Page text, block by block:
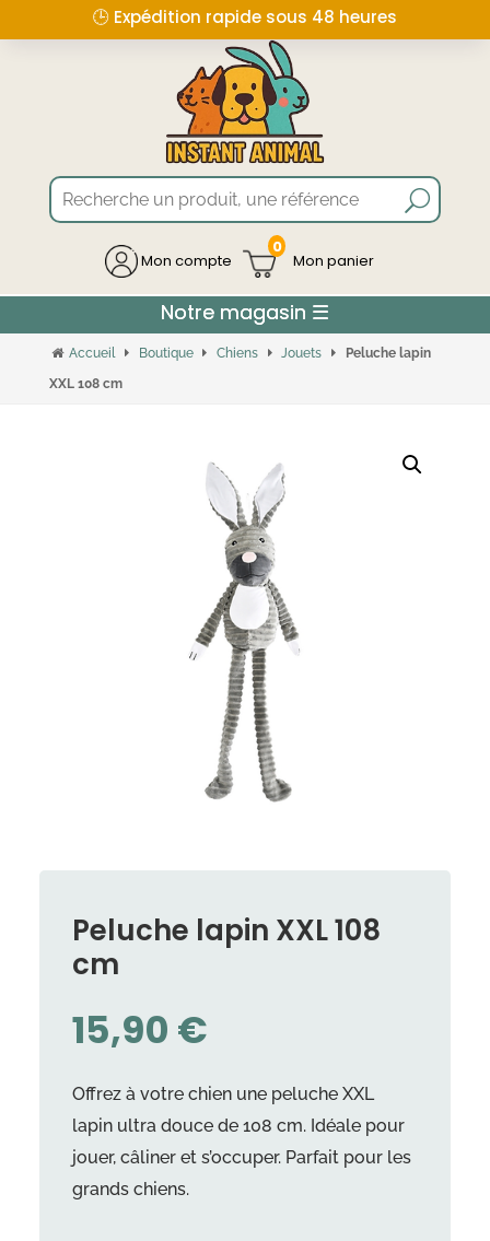
🕒 Expédition rapide sous 48 heures
Mon compte
0
Accueil Boutique Chiens Jouets
Peluche lapin
XXL 108 cm
Peluche lapin XXL 108
cm
15,90 €
Offrez à votre chien une peluche XXL
lapin ultra douce de 108 cm. Idéale pour
jouer, câliner et s’occuper. Parfait pour les
grands chiens.